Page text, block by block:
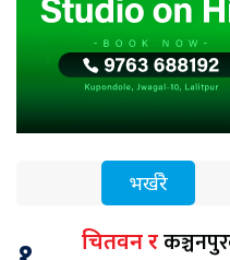
भर्खरै
चितवन र